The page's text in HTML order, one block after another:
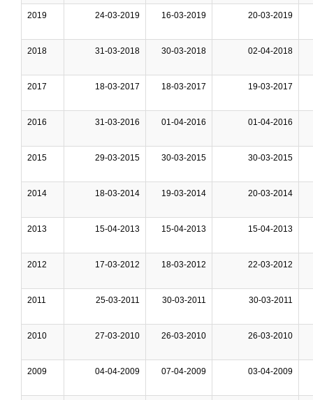
2019 24-03-2019 16-03-2019 20-03-2019
2018 31-03-2018 30-03-2018 02-04-2018
2017 18-03-2017 18-03-2017 19-03-2017
2016 31-03-2016 01-04-2016 01-04-2016
2015 29-03-2015 30-03-2015 30-03-2015
2014 18-03-2014 19-03-2014 20-03-2014
2013 15-04-2013 15-04-2013 15-04-2013
2012 17-03-2012 18-03-2012 22-03-2012
2011 25-03-2011 30-03-2011 30-03-2011
2010 27-03-2010 26-03-2010 26-03-2010
2009 04-04-2009 07-04-2009 03-04-2009